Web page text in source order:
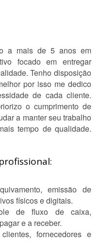
a mais de 5 anos em
focado em entregar
Tenho disposição
por isso me dedico
de cada cliente.
o cumprimento de
a manter seu trabalho
tempo de qualidade.
emissão de
físicos e digitais.
de fluxo de caixa,
e a receber.
fornecedores e